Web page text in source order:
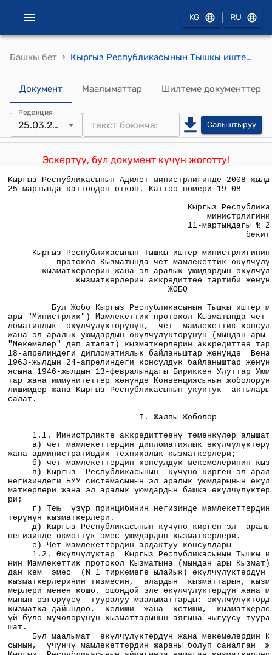
KG RU
Башкы бет › Кыргыз Республикасынын Тышкы иштер министрлигинин 2008-жылдын 11-мартындагы № 28-п буйругу менен бекитилген
Документ Маалыматтар Шилтеме документтер
Редакция
25.03.2008 Салыштыруу
Эскертүү, бул документ күчүн жоготту!